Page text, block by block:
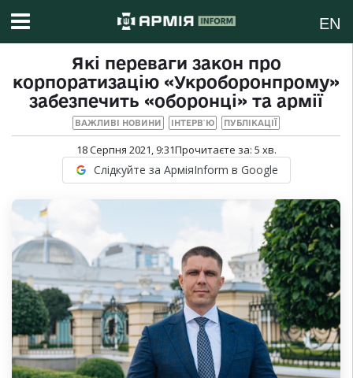
EN
Які переваги закон про
корпоратизацію «Укроборонпрому»
забезпечить «оборонці» та армії
ВАЖЛИВІ НОВИНИ ІНТЕРВ`Ю ПУБЛІКАЦІЇ
18 Серпня 2021, 9:31Прочитаєте за: 5 хв.
Слідкуйте за АрміяInform в Google